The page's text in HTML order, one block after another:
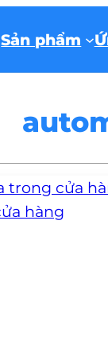
Sản phẩm